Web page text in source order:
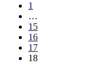
1
…
15
16
17
18